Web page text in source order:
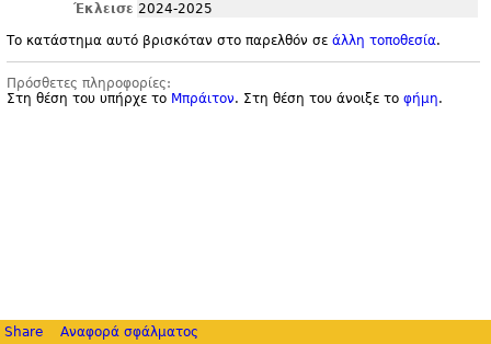
Έκλεισε 2024-2025
Το κατάστημα αυτό βρισκόταν στο παρελθόν σε άλλη τοποθεσία.
Πρόσθετες πληροφορίες:
Στη θέση του υπήρχε το Μπράιτον. Στη θέση του άνοιξε το φήμη.
Share Αναφορά σφάλματος